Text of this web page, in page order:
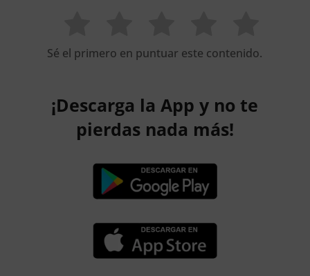
Sé el primero en puntuar este contenido.
¡Descarga la App y no te
pierdas nada más!